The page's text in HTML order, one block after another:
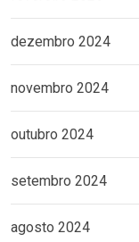
dezembro 2024
novembro 2024
outubro 2024
setembro 2024
agosto 2024